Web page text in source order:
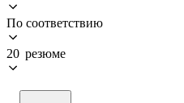
По соответствию
20 резюме